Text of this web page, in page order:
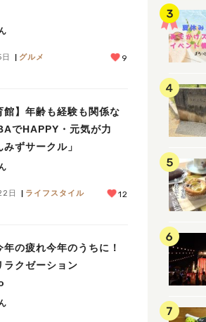
グルメ 9
館】年齢も経験も関係な
でHAPPY・元気が力
ずサークル」
日 ライフスタイル 12
年の疲れ今年のうちに！
ラクゼーション